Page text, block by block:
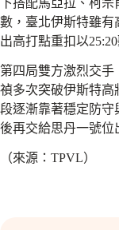
下搭配馬亞拉、柯宗
數，臺北伊斯特雖有
出高打點重扣以25:20
第四局雙方激烈交
禎多次突破伊斯特高
段逐漸靠著穩定防守
後再交給思丹一號位
（來源：TPVL）